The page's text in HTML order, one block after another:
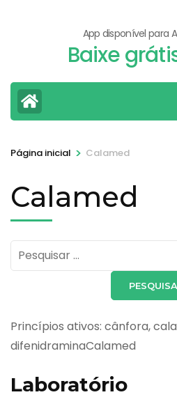
App disponível para
Baixe
Página inicial > Calamed
Calamed
Pesquisar
por:
Princípios ativos: cânfora,
difenidraminaCalamed
Laboratório